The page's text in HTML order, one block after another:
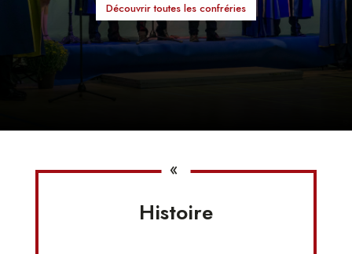
Découvrir toutes les confréries
«
Histoire